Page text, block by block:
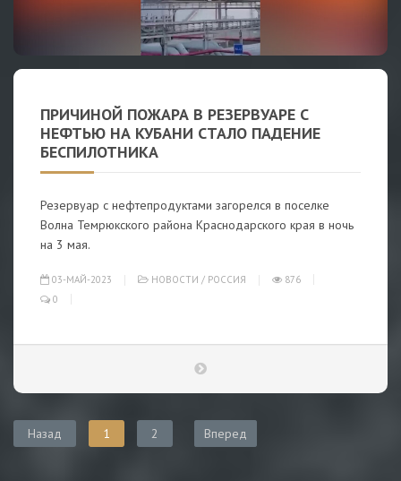
ПРИЧИНОЙ ПОЖАРА В РЕЗЕРВУАРЕ С
НЕФТЬЮ НА КУБАНИ СТАЛО ПАДЕНИЕ
БЕСПИЛОТНИКА
Резервуар с нефтепродуктами загорелся в поселке
Волна Темрюкского района Краснодарского края в ночь
на 3 мая.
03-МАЙ-2023 НОВОСТИ / РОССИЯ
876
0
Назад 1 2 Вперед